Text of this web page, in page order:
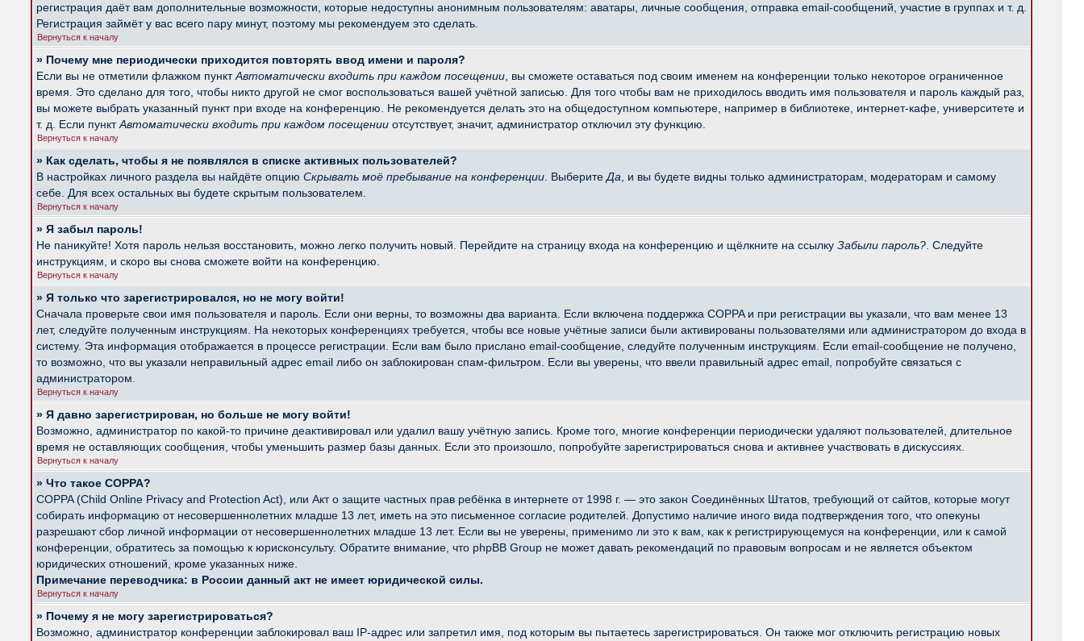
регистрация даёт вам дополнительные возможности, которые недоступны анонимным пользователям: аватары, личные сообщения, отправка email-сообщений, участие в группах и т. д.
Регистрация займёт у вас всего пару минут, поэтому мы рекомендуем это сделать.
Вернуться к началу
» Почему мне периодически приходится повторять ввод имени и пароля?
Если вы не отметили флажком пунктАвтоматически входить при каждом посещении , вы сможете оставаться под своим именем на конференции только некоторое ограниченное
время. Это сделано для того, чтобы никто другой не смог воспользоваться вашей учётной записью. Для того чтобы вам не приходилось вводить имя пользователя и пароль каждый раз,
вы можете выбрать указанный пункт при входе на конференцию. Не рекомендуется делать это на общедоступном компьютере, например в библиотеке, интернет-кафе, университете и
т. д. Если пунктАвтоматически входить при каждом посещении отсутствует, значит, администратор отключил эту функцию.
Вернуться к началу
» Как сделать, чтобы я не появлялся в списке активных пользователей?
В настройках личного раздела вы найдёте опцию Скрывать моё пребывание на конференции . Выберите Да , и вы будете видны только администраторам, модераторам и самому
себе. Для всех остальных вы будете скрытым пользователем.
Вернуться к началу
» Я забыл пароль!
Не паникуйте! Хотя пароль нельзя восстановить, можно легко получить новый. Перейдите на страницу входа на конференцию и щёлкните на ссылку Забыли пароль? . Следуйте
инструкциям, и скоро вы снова сможете войти на конференцию.
Вернуться к началу
» Я только что зарегистрировался, но не могу войти!
Сначала проверьте свои имя пользователя и пароль. Если они верны, то возможны два варианта. Если включена поддержка COPPA и при регистрации вы указали, что вам менее 13
лет, следуйте полученным инструкциям. На некоторых конференциях требуется, чтобы все новые учётные записи были активированы пользователями или администратором до входа в
систему. Эта информация отображается в процессе регистрации. Если вам было прислано email-сообщение, следуйте полученным инструкциям. Если email-сообщение не получено,
то возможно, что вы указали неправильный адрес email либо он заблокирован спам-фильтром. Если вы уверены, что ввели правильный адрес email, попробуйте связаться с
администратором.
Вернуться к началу
» Я давно зарегистрирован, но больше не могу войти!
Возможно, администратор по какой-то причине деактивировал или удалил вашу учётную запись. Кроме того, многие конференции периодически удаляют пользователей, длительное
время не оставляющих сообщения, чтобы уменьшить размер базы данных. Если это произошло, попробуйте зарегистрироваться снова и активнее участвовать в дискуссиях.
Вернуться к началу
» Что такое COPPA?
COPPA (Child Online Privacy and Protection Act), или Акт о защите частных прав ребёнка в интернете от 1998 г. — это закон Соединённых Штатов, требующий от сайтов, которые могут
собирать информацию от несовершеннолетних младше 13 лет, иметь на это письменное согласие родителей. Допустимо наличие иного вида подтверждения того, что опекуны
разрешают сбор личной информации от несовершеннолетних младше 13 лет. Если вы не уверены, применимо ли это к вам, как к регистрирующемуся на конференции, или к самой
конференции, обратитесь за помощью к юрисконсульту. Обратите внимание, что phpBB Group не может давать рекомендаций по правовым вопросам и не является объектом
юридических отношений, кроме указанных ниже.
Примечание переводчика: в России данный акт не имеет юридической силы.
Вернуться к началу
» Почему я не могу зарегистрироваться?
Возможно, администратор конференции заблокировал ваш IP-адрес или запретил имя, под которым вы пытаетесь зарегистрироваться. Он также мог отключить регистрацию новых